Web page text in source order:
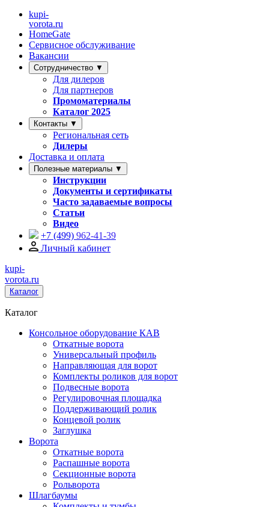
kupi-
vorota.ru
HomeGate
Сервисное обслуживание
Вакансии
Сотрудничество ▼
Для дилеров
Для партнеров
Промоматериалы
Каталог 2025
Контакты ▼
Региональная сеть
Дилеры
Доставка и оплата
Полезные материалы ▼
Инструкции
Документы и сертификаты
Часто задаваемые вопросы
Статьи
Видео
+7 (499) 962-41-39
Личный кабинет
kupi-
vorota.ru
Каталог
Каталог
Консольное оборудование КАВ
Откатные ворота
Универсальный профиль
Направляющая для ворот
Комплекты роликов для ворот
Подвесные ворота
Регулировочная площадка
Поддерживающий ролик
Концевой ролик
Заглушка
Ворота
Откатные ворота
Распашные ворота
Секционные ворота
Рольворота
Шлагбаумы